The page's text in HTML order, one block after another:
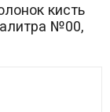
кисть
№00,